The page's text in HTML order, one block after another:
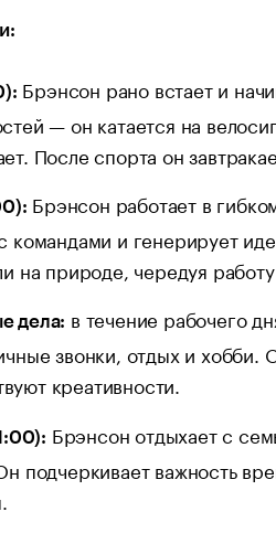
Брэнсон рано встает и
— он катается на
После спорта он
Брэнсон работает в
командами и генерирует
на природе, чередуя
дела: в течение рабочего
звонки, отдых и хобби.
креативности.
Брэнсон отдыхает с
подчеркивает важность